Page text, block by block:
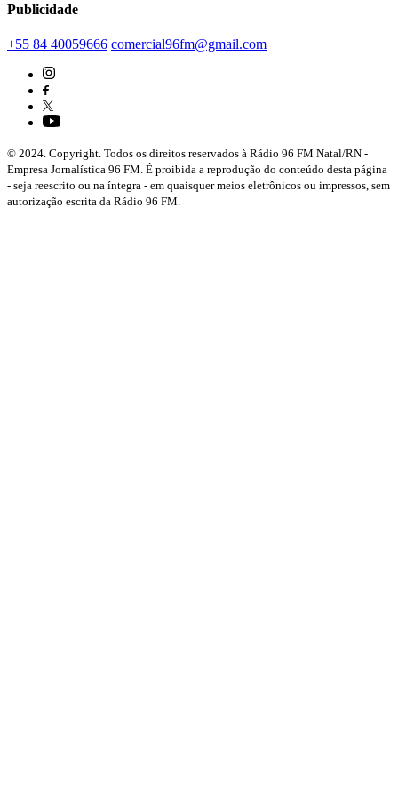
Publicidade
+55 84 40059666 comercial96fm@gmail.com
© 2024. Copyright. Todos os direitos reservados à Rádio 96 FM Natal/RN -
Empresa Jornalística 96 FM. É proibida a reprodução do conteúdo desta página
- seja reescrito ou na íntegra - em quaisquer meios eletrônicos ou impressos, sem
autorização escrita da Rádio 96 FM.